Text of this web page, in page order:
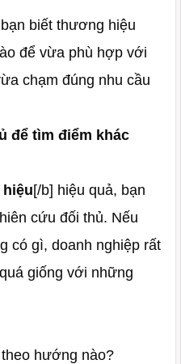
biết thương hiệu
để vừa phù hợp với
chạm đúng nhu cầu
để tìm điểm khác
[/b] hiệu quả, bạn
cứu đối thủ. Nếu
có gì, doanh nghiệp rất
giống với những
hướng nào?